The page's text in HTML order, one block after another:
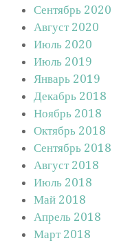
Сентябрь 2020
Август 2020
Июль 2020
Июль 2019
Январь 2019
Декабрь 2018
Ноябрь 2018
Октябрь 2018
Сентябрь 2018
Август 2018
Июль 2018
Май 2018
Апрель 2018
Март 2018